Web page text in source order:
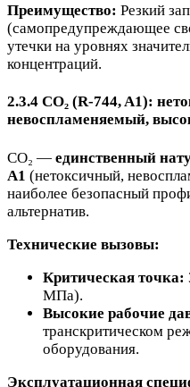
Преимущество: Резкий
(самопредупреждающее
утечки на уровнях
концентраций.
2.3.4 CO₂ (R-744, A1):
невоспламеняемый,
CO₂ — единственный
A1 (нетоксичный,
наиболее безопасный
альтернатив.
Технические вызовы:
Критическая точка:
МПа).
Высокие рабочие
транскритическом
оборудования.
Эксплуатационная